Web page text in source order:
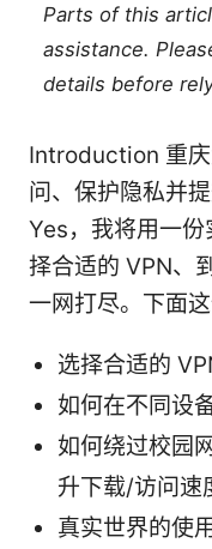
Parts of this
assistance.
details before
Introduction 重
问、保护隐私并
Yes，我将用一
择合适的 VPN、
一网打尽。下面这
选择合适的
如何在不同设
如何绕过校园
升下载/访问速
真实世界的使